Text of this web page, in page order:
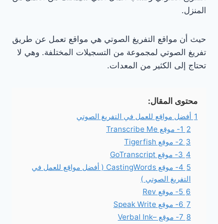
المنزل.
حيث أن مواقع التفريغ الصوتي هي مواقع تعمل عن طريق
تفريغ الصوتي لمجموعة من التسجيلات المختلفة. وهي لا
تحتاج إلى الكثير من المعدات.
محتوى المقال:
1 أفضل مواقع للعمل في التفريغ الصوتي
2 1- موقع Transcribe Me
3 2- موقع Tigerfish
4 3- موقع GoTranscript
5
4- موقع CastingWords ( أفضل مواقع للعمل في
التفريغ الصوتي )
6 5- موقع Rev
7 6- موقع Speak Write
8 7- موقع –Verbal Ink